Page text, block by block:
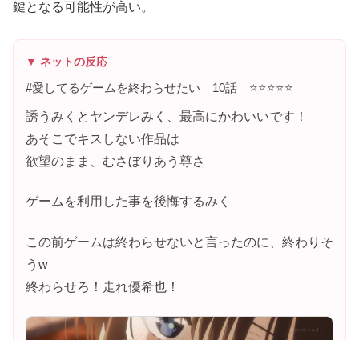
鍵となる可能性が高い。
▼ ネットの反応
#愛してるゲームを終わらせたい 10話 ⭐️⭐️⭐️⭐️⭐️
誘うみくとヤンデレみく、最高にかわいいです！
あそこでキスしない作品は
欲望のまま、むさぼりあう尊さ
ゲームを利用した事を後悔するみく
この前ゲームは終わらせないと言ったのに、終わりそ
うw
終わらせろ！走れ優希也！